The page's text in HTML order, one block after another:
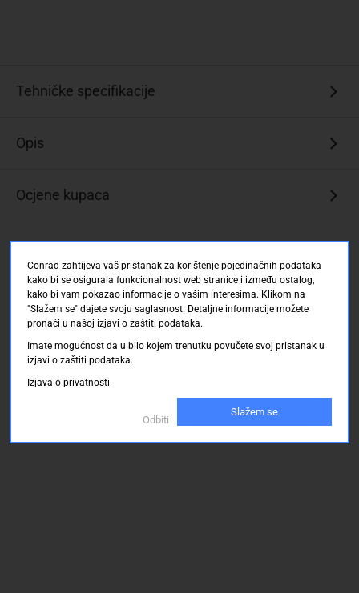
Tehničke specifikacije
Opis
Ocjene kupaca
Conrad zahtijeva vaš pristanak za korištenje pojedinačnih podataka
kako bi se osigurala funkcionalnost web stranice i između ostalog,
kako bi vam pokazao informacije o vašim interesima. Klikom na
"Slažem se" dajete svoju saglasnost. Detaljne informacije možete
pronaći u našoj izjavi o zaštiti podataka.
Imate mogućnost da u bilo kojem trenutku povučete svoj pristanak u
izjavi o zaštiti podataka.
Izjava o privatnosti
Odbiti
Slažem se